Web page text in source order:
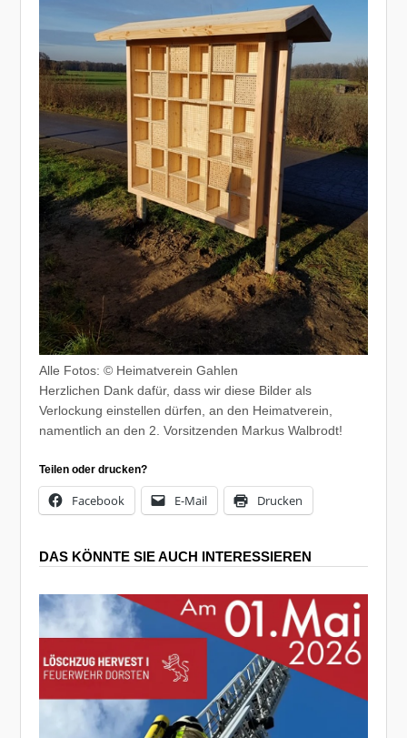
Alle Fotos: © Heimatverein Gahlen
Herzlichen Dank dafür, dass wir diese Bilder als
Verlockung einstellen dürfen, an den Heimatverein,
namentlich an den 2. Vorsitzenden Markus Walbrodt!
Teilen oder drucken?
Facebook E-Mail Drucken
DAS KÖNNTE SIE AUCH INTERESSIEREN